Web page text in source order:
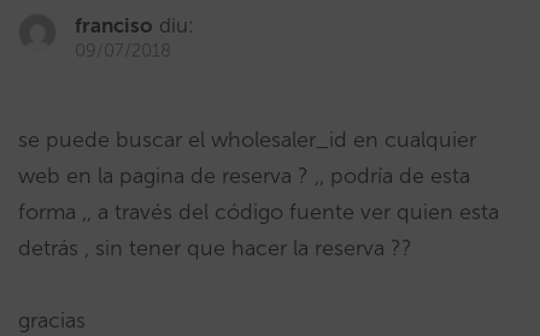
franciso diu:
09/07/2018
se puede buscar el wholesaler_id en cualquier
web en la pagina de reserva ? ,, podría de esta
forma ,, a través del código fuente ver quien esta
detrás , sin tener que hacer la reserva ??
gracias